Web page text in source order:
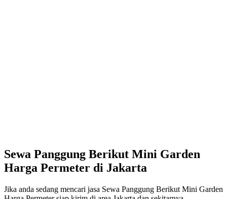
Sewa Panggung Berikut Mini Garden
Harga Permeter di Jakarta
Jika anda sedang mencari jasa Sewa Panggung Berikut Mini Garden